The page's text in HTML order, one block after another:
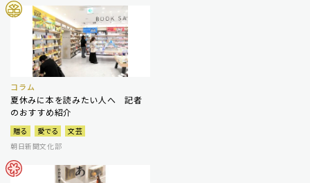
コラム
夏休みに本を読みたい人へ 記者
のおすすめ紹介
贈る 愛でる
文芸
朝日新聞文化部